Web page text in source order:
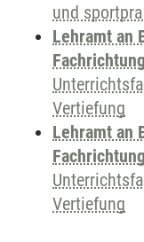
und
Lehramt an
Vertiefung
Lehramt an
Vertiefung